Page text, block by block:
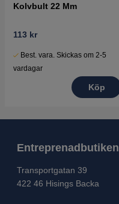
Kolvbult 22 Mm
113 kr
Best. vara. Skickas om 2-5
vardagar
Köp
Entreprenadbutiken
Transportgatan 39
422 46 Hisings Backa